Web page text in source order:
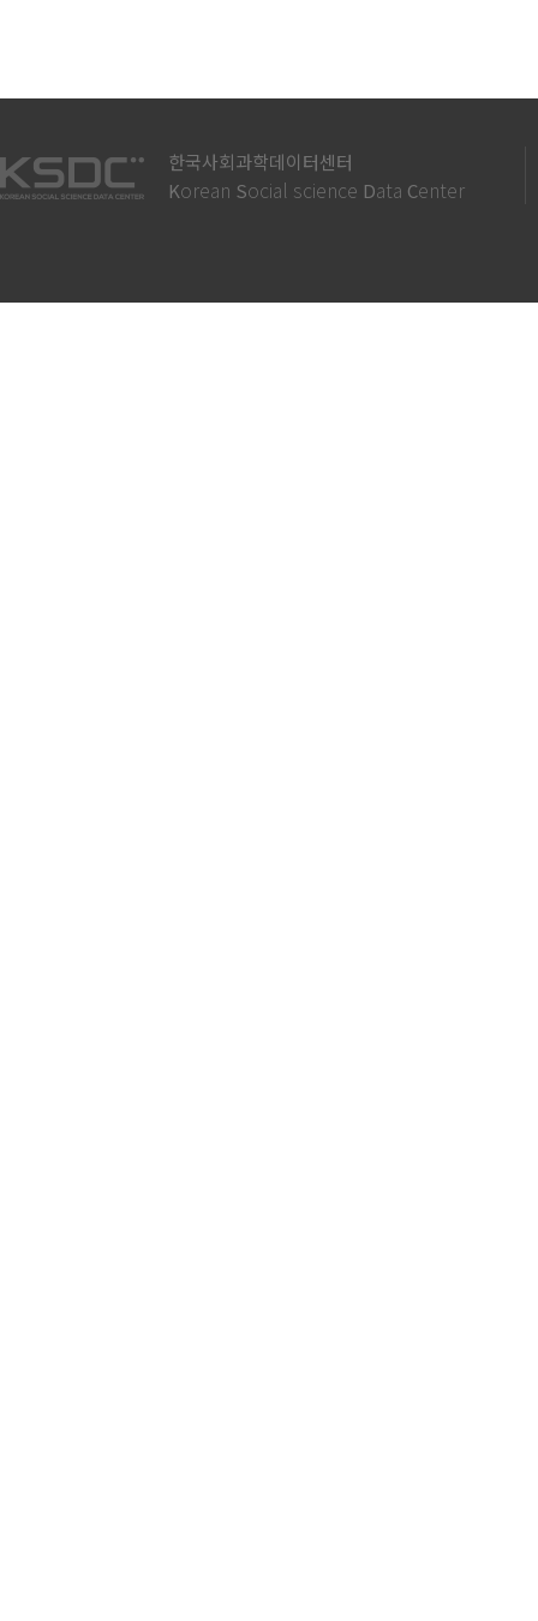
한국사회과학데이터센터
Korean Social science Data Center